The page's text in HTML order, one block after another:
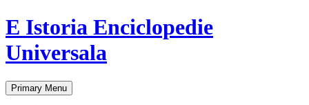
E Istoria Enciclopedie
Universala
Search
Primary Menu Skip
to